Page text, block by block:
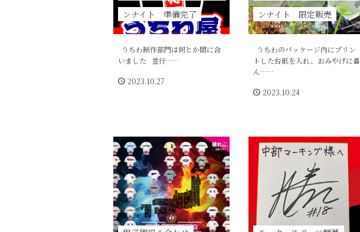
ンナイト 準備完了
うちわ制作部門は何とか間に合
いました 並行……
2023.10.27
ンナイト 限定販売
うちわのパッケージ内にプリン
トした台紙を入れ、おみやげに喜
ん……
2023.10.24